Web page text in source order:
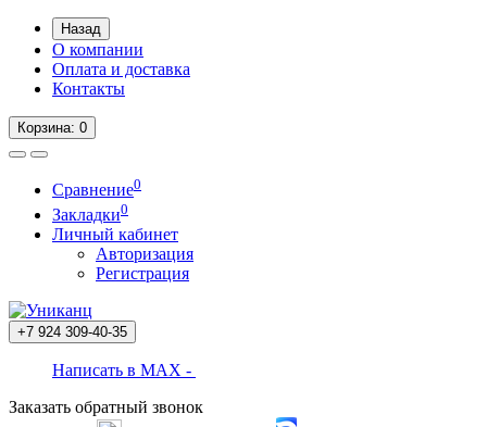
Назад
О компании
Оплата и доставка
Контакты
Корзина: 0
Сравнение0
Закладки0
Личный кабинет
Авторизация
Регистрация
+7 924 309-40-35
Написать в MAX -
Заказать обратный звонок